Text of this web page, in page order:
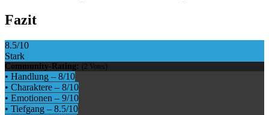
Fazit
8.5/10
Stark
Community-Rating: ( 2 Votes)
• Handlung – 8/10
• Charaktere – 8/10
• Emotionen – 9/10
• Tiefgang – 8.5/10